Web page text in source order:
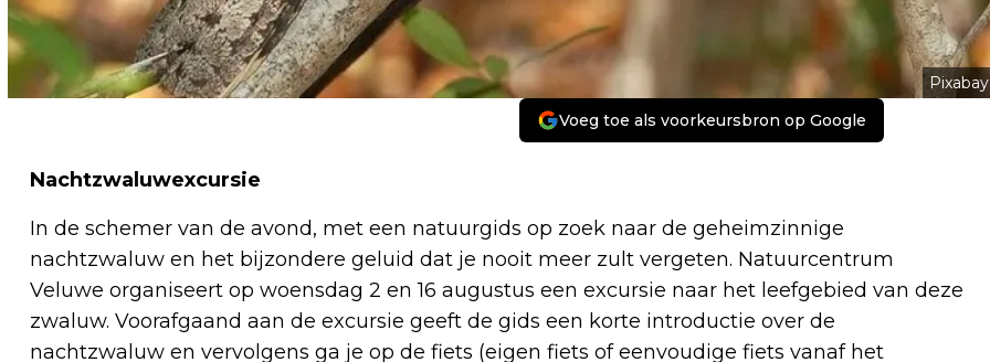
Pixabay
Voeg toe als voorkeursbron op Google
Nachtzwaluwexcursie
In de schemer van de avond, met een natuurgids op zoek naar de geheimzinnige
nachtzwaluw en het bijzondere geluid dat je nooit meer zult vergeten. Natuurcentrum
Veluwe organiseert op woensdag 2 en 16 augustus een excursie naar het leefgebied van deze
zwaluw. Voorafgaand aan de excursie geeft de gids een korte introductie over de
nachtzwaluw en vervolgens ga je op de fiets (eigen fiets of eenvoudige fiets vanaf het